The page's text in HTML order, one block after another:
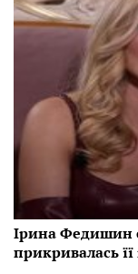
Ірина Федишин
прикривалась